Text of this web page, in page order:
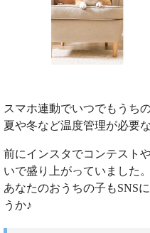
スマホ連動でいつでもうち
夏や冬など温度管理が必要
前にインスタでコンテスト
いで盛り上がっていました。
あなたのおうちの子もSNS
うか♪